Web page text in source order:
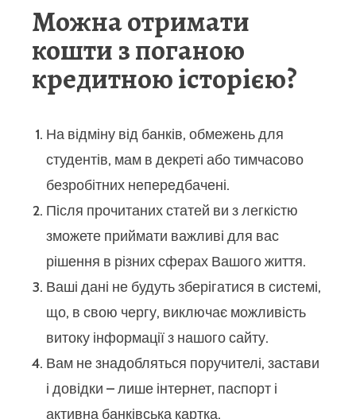
Можна отримати
кошти з поганою
кредитною історією?
На відміну від банків, обмежень для
студентів, мам в декреті або тимчасово
безробітних непередбачені.
Після прочитаних статей ви з легкістю
зможете приймати важливі для вас
рішення в різних сферах Вашого життя.
Ваші дані не будуть зберігатися в системі,
що, в свою чергу, виключає можливість
витоку інформації з нашого сайту.
Вам не знадобляться поручителі, застави
і довідки – лише інтернет, паспорт і
активна банківська картка.